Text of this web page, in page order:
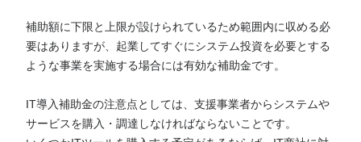
補助額に下限と上限が設けられているため範囲内に収める必
要はありますが、起業してすぐにシステム投資を必要とする
ような事業を実施する場合には有効な補助金です。
IT導入補助金の注意点としては、支援事業者からシステムや
サービスを購入・調達しなければならないことです。